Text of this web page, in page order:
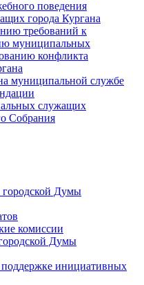
поведения
города Кургана
требований к
муниципальных
конфликта
муниципальной службе
служащих
Cобрания
городской Думы
комиссии
Думы
инициативных